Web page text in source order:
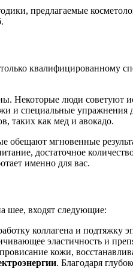
предлагаемые
квалифицированному
Некоторые люди советуют
и специальные
таких как мед и авокадо.
обещают мгновенные
достаточное
именно для вас.
шее, входят следующие:
коллагена и подтяжку
эластичность и
кожи,
. Благодаря